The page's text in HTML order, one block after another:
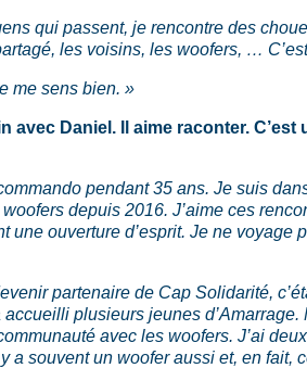
qui passent, je rencontre des
les voisins, les woofers, …
me sens bien. »
avec Daniel. Il aime raconter.
pendant 35 ans. Je suis
depuis 2016. J’aime ces
une ouverture d’esprit. Je ne voyage
partenaire de Cap Solidarité,
accueilli plusieurs jeunes
avec les woofers. J’ai
a souvent un woofer aussi et, en fait,